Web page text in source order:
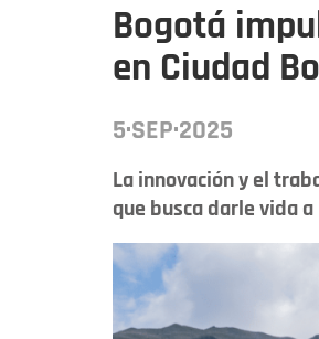
Bogotá
en Ciudad
5·SEP·2025
La innovación y el
que busca darle vida